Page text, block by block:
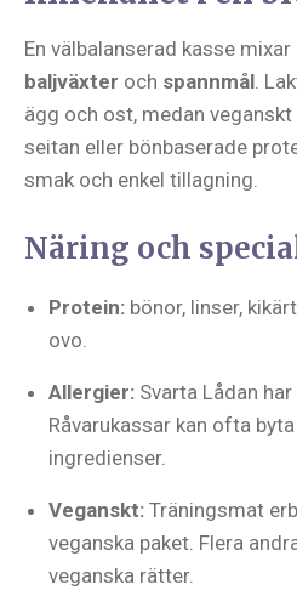
En välbalanserad kasse mixar
baljväxter och spannmål.
ägg och ost, medan
seitan eller bönbaserade
smak och enkel tillagning.
Näring och
Protein: bönor, linser,
ovo.
Allergier: Svarta Lådan
Råvarukassar kan ofta
ingredienser.
Veganskt: Träningsmat
veganska paket. Flera
veganska rätter.